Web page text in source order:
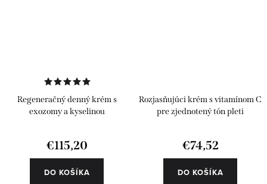
Regeneračný denný krém s
exozomy a kyselinou
€115,20
DO KOŠÍKA
Rozjasňujúci krém s vitamínom C
pre zjednotený tón pleti
€74,52
DO KOŠÍKA